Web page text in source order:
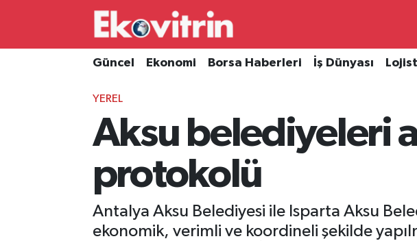
Güncel Ekonomi Borsa Haberleri İş Dünyası
YEREL
Aksu belediyeleri
protokolü
Antalya Aksu Belediyesi ile Isparta Aksu
ekonomik, verimli ve koordineli şekilde
Güncel
Borsa Haberleri
Hava Durumu
Süper Lig Puan Durumu ve Fikstür
Son Dakika Haberleri
Haber Arşivi